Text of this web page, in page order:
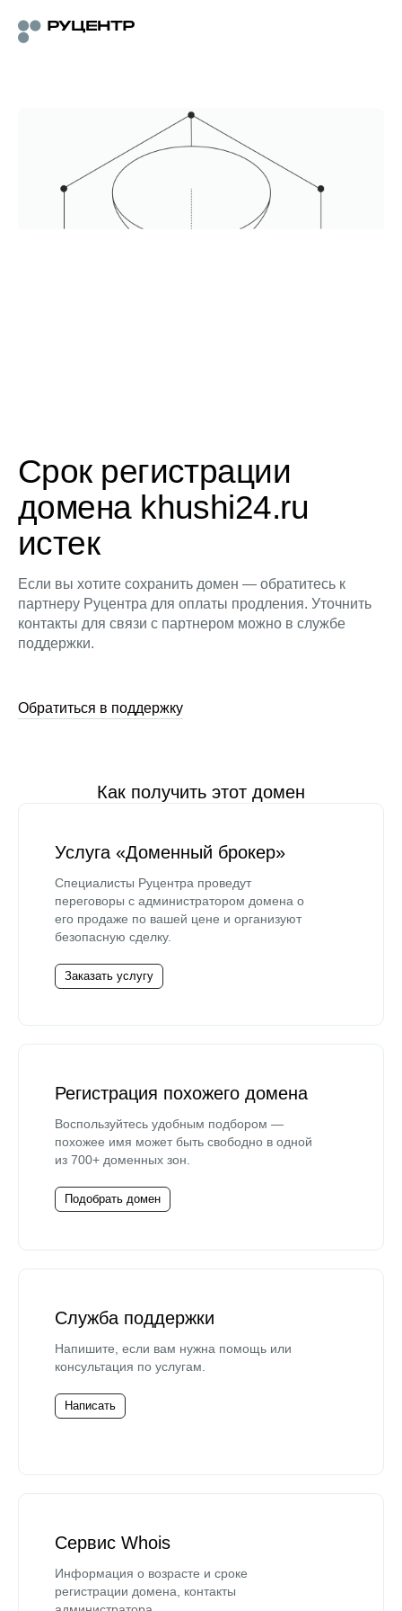
Срок регистрации
домена khushi24.ru
истек
Если вы хотите сохранить домен — обратитесь к
партнеру Руцентра для оплаты продления. Уточнить
контакты для связи с партнером можно в службе
поддержки.
Обратиться в поддержку
Как получить этот домен
Услуга «Доменный брокер»
Специалисты Руцентра проведут
переговоры с администратором домена о
его продаже по вашей цене и организуют
безопасную сделку.
Заказать услугу
Регистрация похожего домена
Воспользуйтесь удобным подбором —
похожее имя может быть свободно в одной
из 700+ доменных зон.
Подобрать домен
Служба поддержки
Напишите, если вам нужна помощь или
консультация по услугам.
Написать
Сервис Whois
Информация о возрасте и сроке
регистрации домена, контакты